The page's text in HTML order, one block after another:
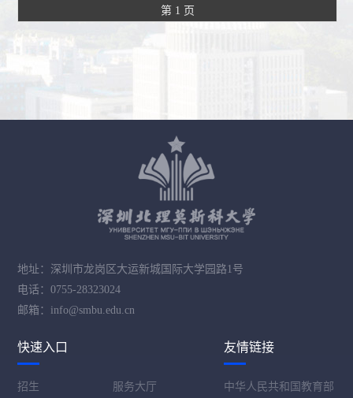
第 1 页
地址：深圳市龙岗区大运新城国际大学园路1号
电话：0755-28323024
邮箱：info@smbu.edu.cn
快速入口
招生
服务大厅
友情链接
中华人民共和国教育部